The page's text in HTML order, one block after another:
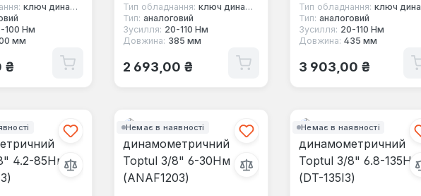
ключ динамометричний під квадрат
100 Нм
мм
₴
Тип обладнання: ключ динамометричний під квадрат
Тип: аналоговий
Зусилля: 20-110 Нм
Довжина: 385 мм
Звичайна ціна:
2 693,00 ₴
Тип обладнання: ключ динамометричний під квадрат
Тип: аналоговий
Зусилля: 20-110 Нм
Довжина: 435 мм
Звичайна ціна:
3 903,00 ₴
Немає в наявності Немає в наявності